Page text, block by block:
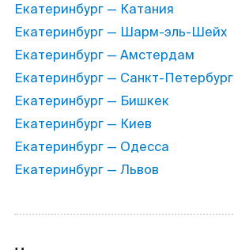
Екатеринбург — Катания
Екатеринбург — Шарм-эль-Шейх
Екатеринбург — Амстердам
Екатеринбург — Санкт-Петербург
Екатеринбург — Бишкек
Екатеринбург — Киев
Екатеринбург — Одесса
Екатеринбург — Львов